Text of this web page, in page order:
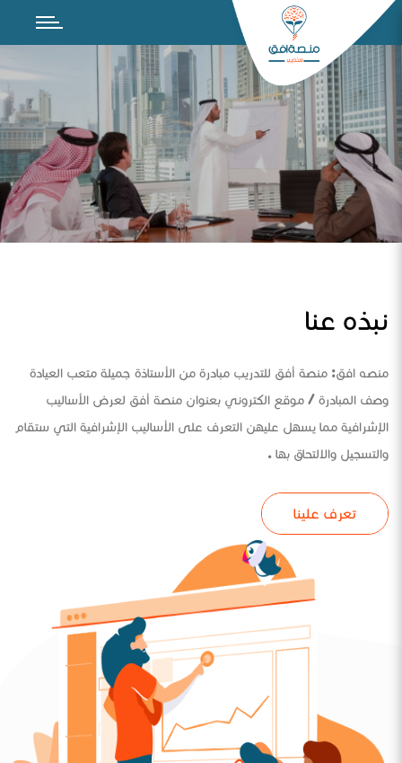
نبذه عنا
منصه افق: منصة أفق للتدريب مبادرة من الأستاذة جميلة متعب العيادة
وصف المبادرة / موقع الكتروني بعنوان منصة أفق لعرض الأساليب
الإشرافية مما يسهل عليهن التعرف على الأساليب الإشرافية التي ستقام
والتسجيل والالتحاق بها .
تعرف علينا